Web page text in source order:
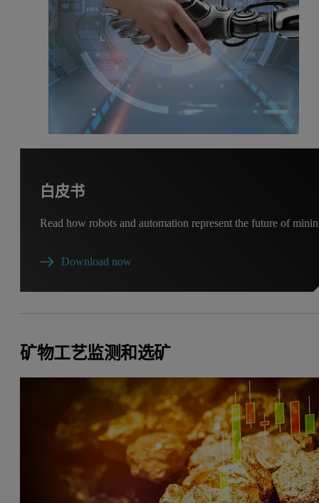
白皮书
Read how robots and automation represent the future of
Download now
矿物工艺监测和选矿